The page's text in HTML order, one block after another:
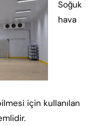
Soğuk
hava
için kullanılan